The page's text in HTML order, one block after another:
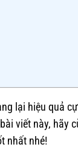
lại hiệu quả
viết này, hãy
nhất nhé!